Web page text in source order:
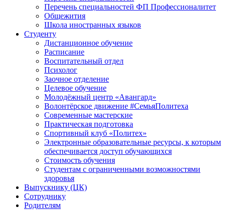
Перечень специальностей ФП Профессионалитет
Общежития
Школа иностранных языков
Студенту
Дистанционное обучение
Расписание
Воспитательный отдел
Психолог
Заочное отделение
Целевое обучение
Молодёжный центр «Авангард»
Волонтёрское движение #СемьяПолитеха
Современные мастерские
Практическая подготовка
Спортивный клуб «Политех»
Электронные образовательные ресурсы, к которым
обеспечивается доступ обучающихся
Стоимость обучения
Студентам с ограниченными возможностями
здоровья
Выпускнику (ЦК)
Сотруднику
Родителям